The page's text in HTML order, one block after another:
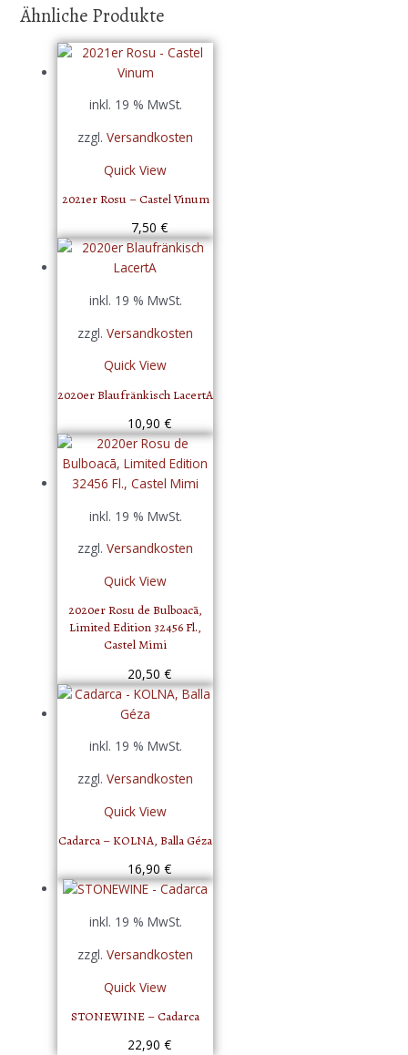
Ähnliche Produkte
inkl. 19 % MwSt.
zzgl. Versandkosten
Quick View
2021er Rosu – Castel Vinum
7,50 €
inkl. 19 % MwSt.
zzgl. Versandkosten
Quick View
2020er Blaufränkisch LacertA
10,90 €
inkl. 19 % MwSt.
zzgl. Versandkosten
Quick View
2020er Rosu de Bulboacā,
Limited Edition 32456 Fl.,
Castel Mimi
20,50 €
inkl. 19 % MwSt.
zzgl. Versandkosten
Quick View
Cadarca – KOLNA, Balla Géza
16,90 €
inkl. 19 % MwSt.
zzgl. Versandkosten
Quick View
STONEWINE – Cadarca
22,90 €